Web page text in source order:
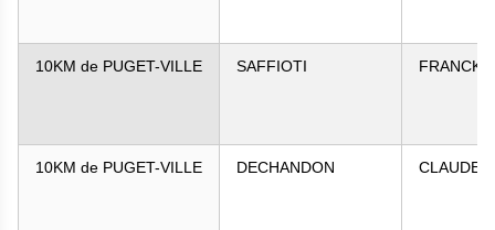
10KM de PUGET-VILLE SAFFIOTI FRANCK
10KM de PUGET-VILLE DECHANDON CLAUDE